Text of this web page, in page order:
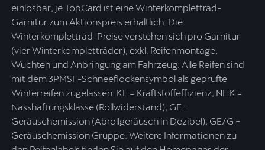
einlösbar, je TopCard ist eine Winterkomplettrad-
Garnitur zum Aktionspreis erhältlich. Die
Winterkomplettrad-Preise verstehen sich pro Garnitur
(vier Winterkompletträder), exkl. Reifenmontage,
Wuchten und Anbringung am Fahrzeug. Alle Reifen sind
mit dem 3PMSF-Schneeflockensymbol als geprüfte
Winterreifen zugelassen. KE = Kraftstoffeffizienz, NHK =
Nasshaftungsklasse (Rollwiderstand), GE =
Geräuschemission (Abrollgeräusch in Dezibel), GE/G =
Geräuschemission Gruppe. Weitere Informationen zu